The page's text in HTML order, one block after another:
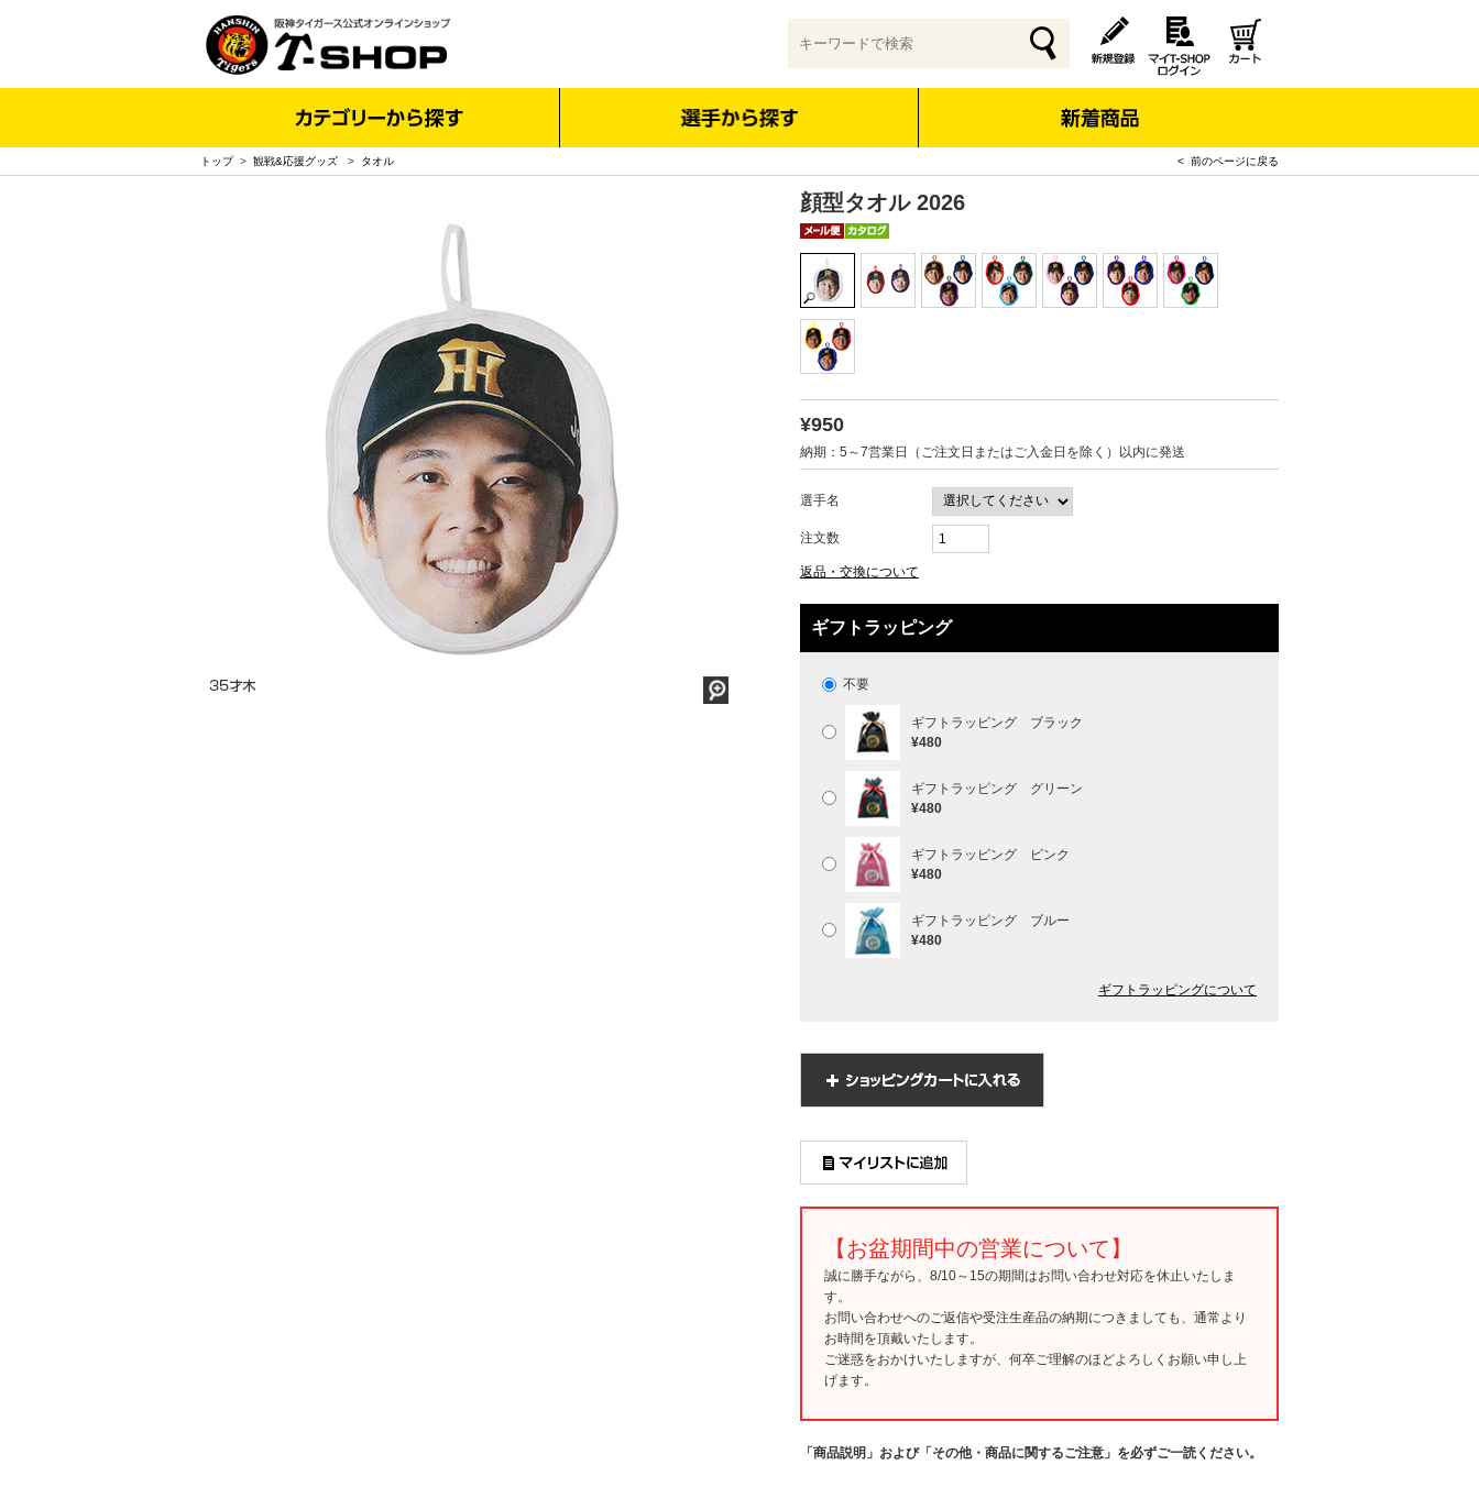
トップ> 観戦&応援グッズ > タオル < 前のページに戻る
顔型タオル 2026
¥950
納期：5～7営業日（ご注文日またはご入金日を除く）以内に発送
選手名
注文数
返品・交換について
ギフトラッピング
不要
ギフトラッピング ブラック
¥480
ギフトラッピング グリーン
¥480
ギフトラッピング ピンク
¥480
ギフトラッピング ブルー
¥480
ギフトラッピングについて
【お盆期間中の営業について】
誠に勝手ながら、8/10～15の期間はお問い合わせ対応を休止いたしま
す。
お問い合わせへのご返信や受注生産品の納期につきましても、通常より
お時間を頂戴いたします。
ご迷惑をおかけいたしますが、何卒ご理解のほどよろしくお願い申し上
げます。
「商品説明」および「その他・商品に関するご注意」を必ずご一読ください。